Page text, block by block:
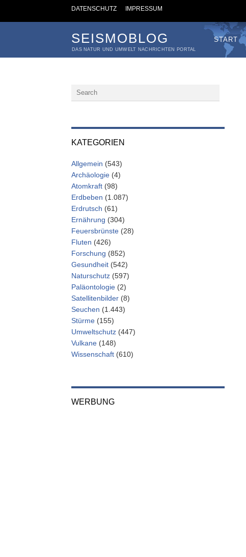
DATENSCHUTZ IMPRESSUM
SEISMOBLOG
DAS NATUR UND UMWELT NACHRICHTEN PORTAL
START
KATEGORIEN
Allgemein (543)
Archäologie (4)
Atomkraft (98)
Erdbeben (1.087)
Erdrutsch (61)
Ernährung (304)
Feuersbrünste (28)
Fluten (426)
Forschung (852)
Gesundheit (542)
Naturschutz (597)
Paläontologie (2)
Satellitenbilder (8)
Seuchen (1.443)
Stürme (155)
Umweltschutz (447)
Vulkane (148)
Wissenschaft (610)
WERBUNG